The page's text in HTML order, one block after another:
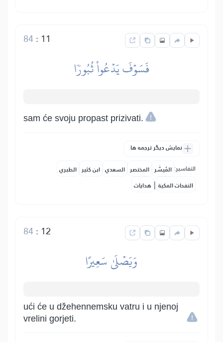
11
:
84
فَسَوۡفَ يَدۡعُواْ ثُبُورٗا
sam će svoju propast prizivati.
نمایش دیگر ترجمه ها
التفاسير: المُيسَّر المختصر السعدي ابن كثير الطبري
النفحات المكية | هدايات
12
:
84
وَيَصۡلَىٰ سَعِيرًا
ući će u džehennemsku vatru i u njenoj
vrelini gorjeti.